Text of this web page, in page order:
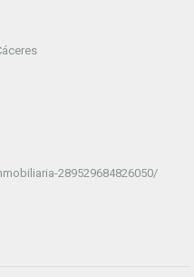
289529684826050/